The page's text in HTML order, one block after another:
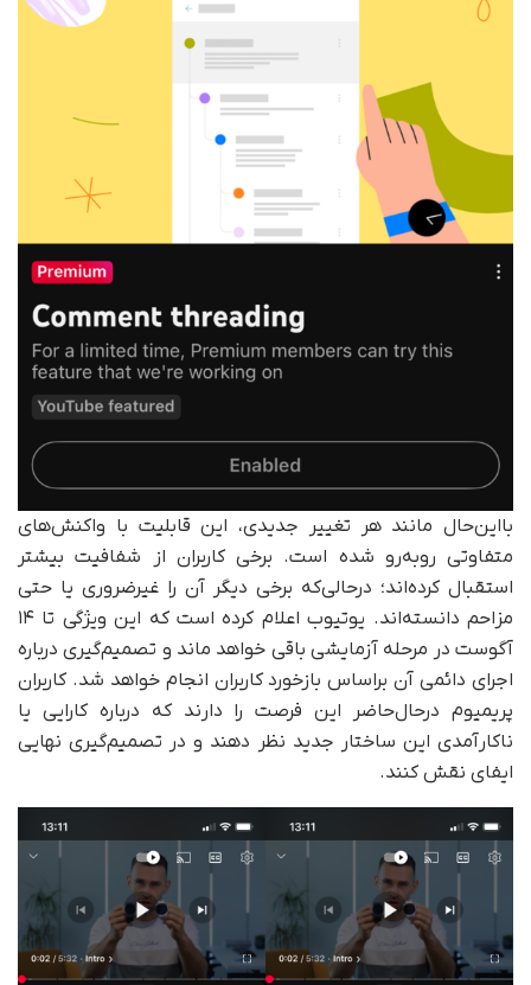
با‌این‌حال مانند هر تغییر جدیدی، این قابلیت با واکنش‌های
متفاوتی روبه‌رو شده است. برخی کاربران از شفافیت بیشتر
استقبال کرده‌اند؛ درحالی‌که برخی دیگر آن را غیرضروری یا حتی
مزاحم دانسته‌اند. یوتیوب اعلام کرده است که این ویژگی تا ۱۴
آگوست در مرحله آزمایشی باقی خواهد ماند و تصمیم‌گیری درباره
اجرای دائمی آن براساس بازخورد کاربران انجام خواهد شد. کاربران
پریمیوم در‌حال‌حاضر این فرصت را دارند که درباره کارایی یا
ناکارآمدی این ساختار جدید نظر دهند و در تصمیم‌گیری نهایی
ایفای نقش کنند.